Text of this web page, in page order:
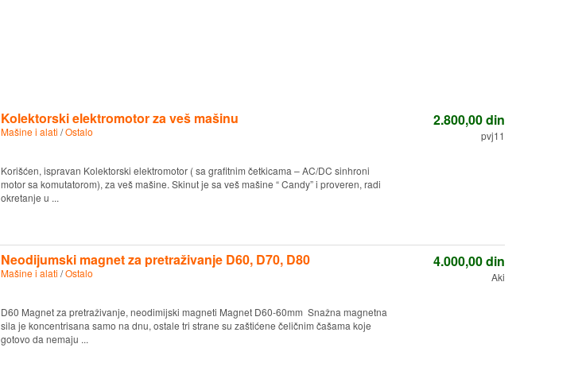
Kolektorski elektromotor za veš mašinu
Mašine i alati /Ostalo
Korišćen, ispravan Kolektorski elektromotor ( sa grafitnim četkicama – AC/DC sinhroni
motor sa komutatorom), za veš mašine. Skinut je sa veš mašine “ Candy” i proveren, radi
okretanje u ...
2.800,00din
pvj11
Neodijumski magnet za pretraživanje D60, D70, D80
Mašine i alati /Ostalo
D60 Magnet za pretraživanje, neodimijski magneti Magnet D60-60mm Snažna magnetna
sila je koncentrisana samo na dnu, ostale tri strane su zaštićene čeličnim čašama koje
gotovo da nemaju ...
4.000,00din
Aki